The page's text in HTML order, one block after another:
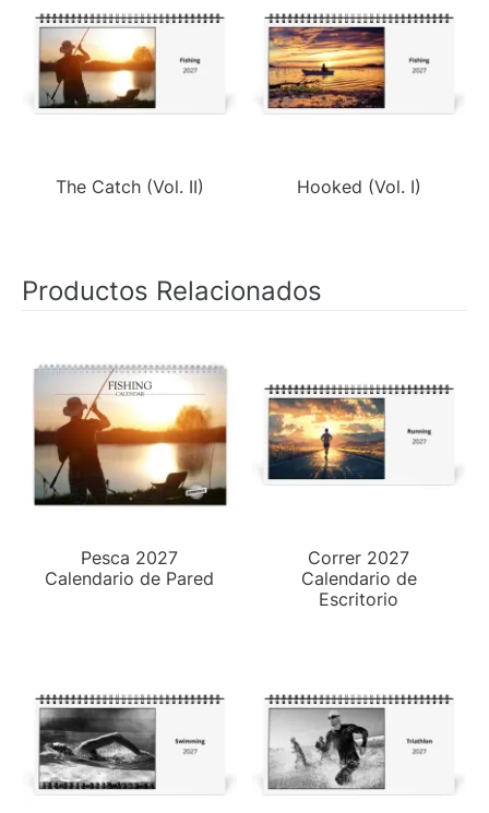
The Catch (Vol. II) Hooked (Vol. I)
Productos Relacionados
Pesca 2027
Calendario de Pared
Correr 2027
Calendario de
Escritorio